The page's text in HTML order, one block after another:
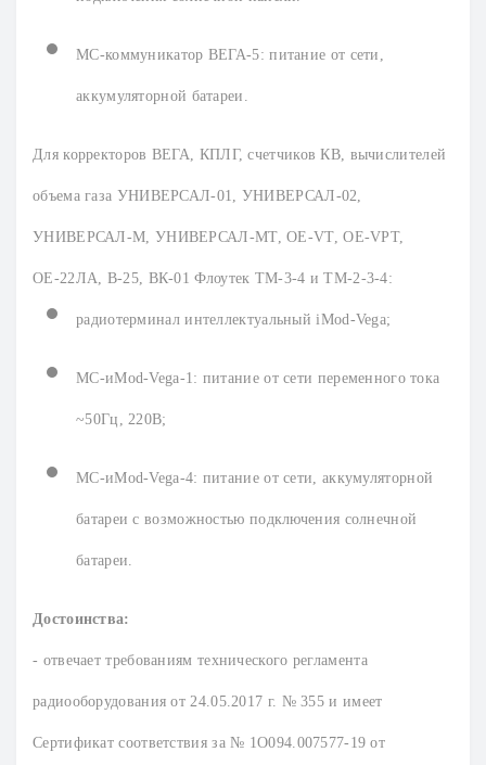
МС-коммуникатор ВЕГА-5: питание от сети,
аккумуляторной батареи.
Для корректоров ВЕГА, КПЛГ, счетчиков КВ, вычислителей
объема газа УНИВЕРСАЛ-01, УНИВЕРСАЛ-02,
УНИВЕРСАЛ-М, УНИВЕРСАЛ-МТ, ОЕ-VT, ОЕ-VPT,
ОЕ-22ЛА, В-25, ВК-01 Флоутек ТМ-3-4 и ТМ-2-3-4:
радиотерминал интеллектуальный iMod-Vega;
МС-иMod-Vega-1: питание от сети переменного тока
~50Гц, 220В;
МС-иMod-Vega-4: питание от сети, аккумуляторной
батареи с возможностью подключения солнечной
батареи.
Достоинства:
- отвечает требованиям технического регламента
радиооборудования от 24.05.2017 г. № 355 и имеет
Сертификат соответствия за № 1О094.007577-19 от